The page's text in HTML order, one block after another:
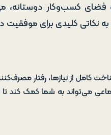
کسب‌وکار دوستانه،
نکاتی کلیدی برای موفقیت
کامل از نیازها، رفتار
می‌تواند به شما کمک کند تا